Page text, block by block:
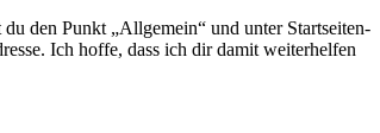
den Punkt „Allgemein“ und unter Startseiten-
Ich hoffe, dass ich dir damit weiterhelfen